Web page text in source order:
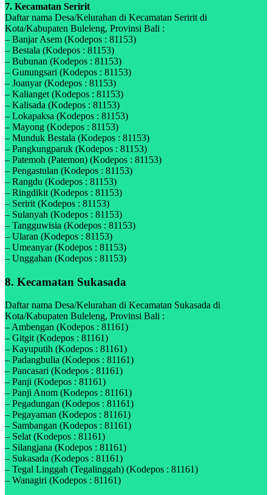
7. Kecamatan Seririt
Daftar nama Desa/Kelurahan di Kecamatan Seririt di
Kota/Kabupaten Buleleng, Provinsi Bali :
– Banjar Asem (Kodepos : 81153)
– Bestala (Kodepos : 81153)
– Bubunan (Kodepos : 81153)
– Gunungsari (Kodepos : 81153)
– Joanyar (Kodepos : 81153)
– Kalianget (Kodepos : 81153)
– Kalisada (Kodepos : 81153)
– Lokapaksa (Kodepos : 81153)
– Mayong (Kodepos : 81153)
– Munduk Bestala (Kodepos : 81153)
– Pangkungparuk (Kodepos : 81153)
– Patemoh (Patemon) (Kodepos : 81153)
– Pengastulan (Kodepos : 81153)
– Rangdu (Kodepos : 81153)
– Ringdikit (Kodepos : 81153)
– Seririt (Kodepos : 81153)
– Sulanyah (Kodepos : 81153)
– Tangguwisia (Kodepos : 81153)
– Ularan (Kodepos : 81153)
– Umeanyar (Kodepos : 81153)
– Unggahan (Kodepos : 81153)
8. Kecamatan Sukasada
Daftar nama Desa/Kelurahan di Kecamatan Sukasada di
Kota/Kabupaten Buleleng, Provinsi Bali :
– Ambengan (Kodepos : 81161)
– Gitgit (Kodepos : 81161)
– Kayuputih (Kodepos : 81161)
– Padangbulia (Kodepos : 81161)
– Pancasari (Kodepos : 81161)
– Panji (Kodepos : 81161)
– Panji Anom (Kodepos : 81161)
– Pegadungan (Kodepos : 81161)
– Pegayaman (Kodepos : 81161)
– Sambangan (Kodepos : 81161)
– Selat (Kodepos : 81161)
– Silangjana (Kodepos : 81161)
– Sukasada (Kodepos : 81161)
– Tegal Linggah (Tegalinggah) (Kodepos : 81161)
– Wanagiri (Kodepos : 81161)